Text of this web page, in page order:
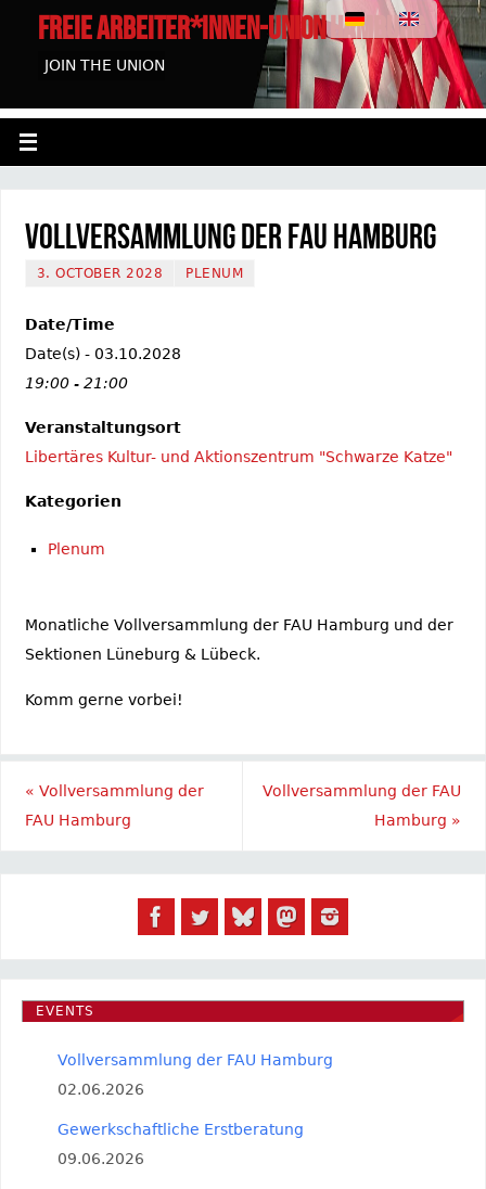
FREIE ARBEITER*INNEN-UNION HAMBURG
JOIN THE UNION
Vollversammlung der FAU Hamburg
3. OCTOBER 2028 PLENUM
Date/Time
Date(s) - 03.10.2028
19:00 - 21:00
Veranstaltungsort
Libertäres Kultur- und Aktionszentrum "Schwarze Katze"
Kategorien
Plenum
Monatliche Vollversammlung der FAU Hamburg und der
Sektionen Lüneburg & Lübeck.
Komm gerne vorbei!
« Vollversammlung der
FAU Hamburg
Vollversammlung der FAU
Hamburg »
EVENTS
Vollversammlung der FAU Hamburg
02.06.2026
Gewerkschaftliche Erstberatung
09.06.2026